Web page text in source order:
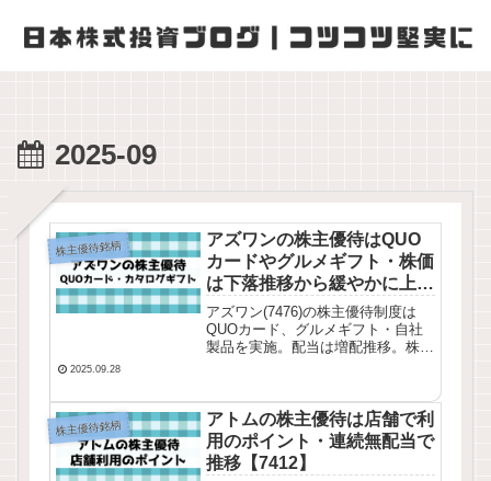
2025-09
株主優待銘柄
アズワンの株主優待はQUO
カードやグルメギフト・株価
は下落推移から緩やかに上昇
【7476】
アズワン(7476)の株主優待制度は
QUOカード、グルメギフト・自社
製品を実施。配当は増配推移。株価
ャート・配当推移を確認してみまし
た。
2025.09.28
株主優待銘柄
アトムの株主優待は店舗で利
用のポイント・連続無配当で
推移【7412】